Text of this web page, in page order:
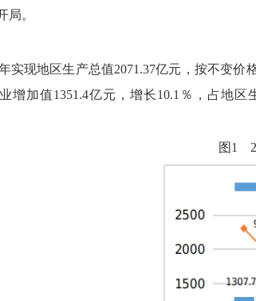
局。
实现地区生产总值2071.37亿元， 按不变价
增加值1351.4亿元，增长10.1 ％， 占地区
图 1